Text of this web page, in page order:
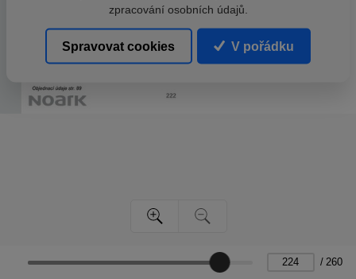
/ 260
zpracování osobních údajů.
Spravovat cookies V pořádku